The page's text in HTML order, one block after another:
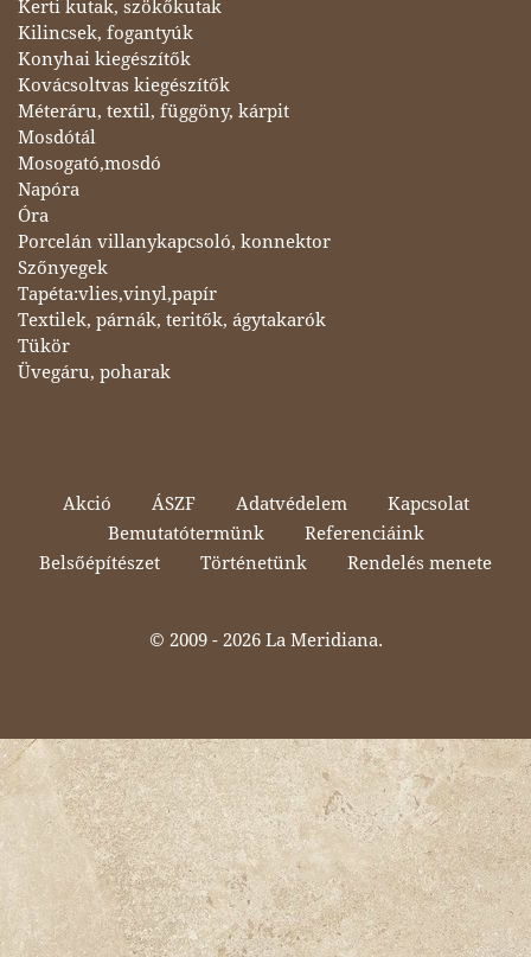
Kerti kutak, szökőkutak
Kilincsek, fogantyúk
Konyhai kiegészítők
Kovácsoltvas kiegészítők
Méteráru, textil, függöny, kárpit
Mosdótál
Mosogató,mosdó
Napóra
Óra
Porcelán villanykapcsoló, konnektor
Szőnyegek
Tapéta:vlies,vinyl,papír
Textilek, párnák, teritők, ágytakarók
Tükör
Üvegáru, poharak
Akció ÁSZF Adatvédelem
Kapcsolat
Bemutatótermünk
Referenciáink
Belsőépítészet
Történetünk Rendelés menete
© 2009 - 2026 La Meridiana.